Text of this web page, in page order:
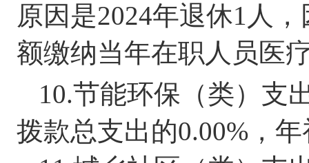
原因是2024年退休1 人，
额缴纳当年在职人员 医
10.节能环保（类）支
拨款总支出的0.00%， 年